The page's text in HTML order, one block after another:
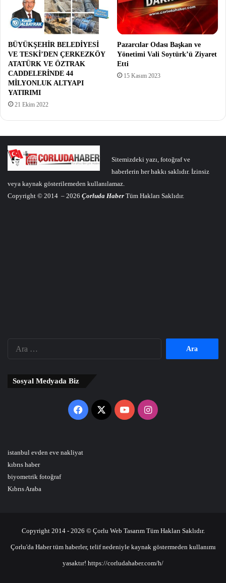
BÜYÜKŞEHİR BELEDİYESİ
VE TESKİ’DEN ÇERKEZKÖY
ATATÜRK VE ÖZTRAK
CADDELERİNDE 44
MİLYONLUK ALTYAPI
YATIRIMI
21 Ekim 2022
Pazarcılar Odası Başkan ve
Yönetimi Vali Soytürk’ü Ziyaret
Etti
15 Kasım 2023
Sitemizdeki yazı, fotoğraf ve
haberlerin her hakkı saklıdır. İzinsiz
veya kaynak gösterilemeden kullanılamaz.
Copyright © 2014 – 2026 Çorluda Haber Tüm Hakları Saklıdır.
Sosyal Medyada Biz
Facebook
X YouTubeInstagram
istanbul evden eve nakliyat
kıbrıs haber
biyometrik fotoğraf
Kıbrıs Araba
Copyright 2014 - 2026 © Çorlu Web Tasarım Tüm Hakları Saklıdır.
Çorlu'da Haber tüm haberler, telif nedeniyle kaynak göstermeden kullanımı
yasaktır! https://corludahaber.com/h/